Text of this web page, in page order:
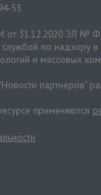
53
от 31.12.2020 ЭЛ №
по надзору в
и массовых
партнеров"
применяются